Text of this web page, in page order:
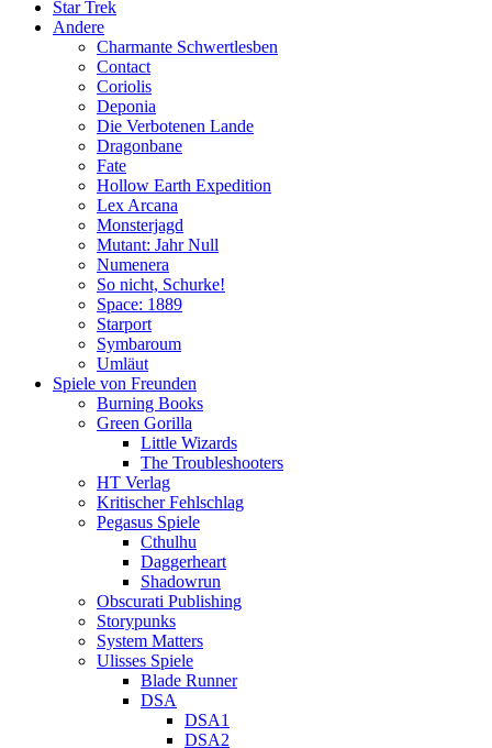
Star Trek
Andere
Charmante Schwertlesben
Contact
Coriolis
Deponia
Die Verbotenen Lande
Dragonbane
Fate
Hollow Earth Expedition
Lex Arcana
Monsterjagd
Mutant: Jahr Null
Numenera
So nicht, Schurke!
Space: 1889
Starport
Symbaroum
Umläut
Spiele von Freunden
Burning Books
Green Gorilla
Little Wizards
The Troubleshooters
HT Verlag
Kritischer Fehlschlag
Pegasus Spiele
Cthulhu
Daggerheart
Shadowrun
Obscurati Publishing
Storypunks
System Matters
Ulisses Spiele
Blade Runner
DSA
DSA1
DSA2